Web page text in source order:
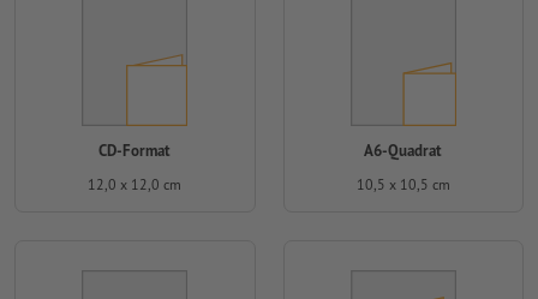
CD-Format
12,0 x 12,0 cm
A6-Quadrat
10,5 x 10,5 cm